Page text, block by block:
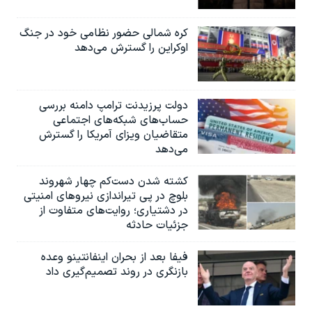
کره شمالی حضور نظامی خود در جنگ
اوکراین را گسترش می‌دهد
دولت پرزیدنت ترامپ دامنه بررسی
حساب‌های شبکه‌های اجتماعی
متقاضیان ویزای آمریکا را گسترش
می‌دهد
کشته شدن دست‌کم چهار شهروند
بلوچ در پی تیراندازی نیروهای امنیتی
در دشتیاری؛ روایت‌های متفاوت از
جزئیات حادثه
فیفا بعد از بحران اینفانتینو وعده
بازنگری در روند تصمیم‌گیری داد